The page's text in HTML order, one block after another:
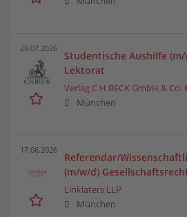
29.07.2026
Studentische Aushilfe
Lektorat
Verlag C.H.BECK GmbH & Co.
München
17.06.2026
Referendar/
(m/w/d)
Linklaters LLP
München